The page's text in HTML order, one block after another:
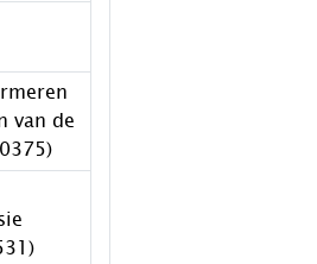
van de